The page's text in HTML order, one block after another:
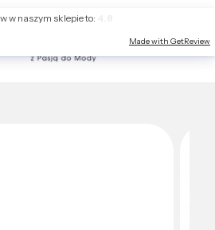
w naszym sklepie to:
Made with GetReview